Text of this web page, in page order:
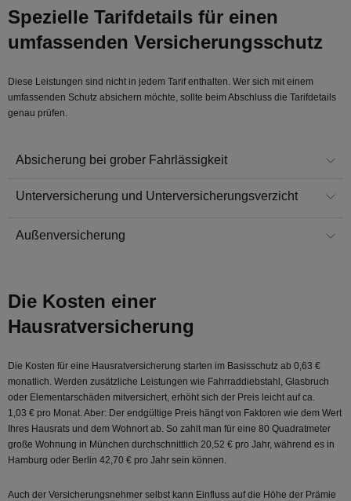
Spezielle Tarifdetails für einen
umfassenden Versicherungsschutz
Diese Leistungen sind nicht in jedem Tarif enthalten. Wer sich mit einem
umfassenden Schutz absichern möchte, sollte beim Abschluss die Tarifdetails
genau prüfen.
Absicherung bei grober Fahrlässigkeit
Unterversicherung und Unterversicherungsverzicht
Außenversicherung
Die Kosten einer
Hausratversicherung
Die Kosten für eine Hausratversicherung starten im Basisschutz ab 0,63 €
monatlich. Werden zusätzliche Leistungen wie Fahrraddiebstahl, Glasbruch
oder Elementarschäden mitversichert, erhöht sich der Preis leicht auf ca.
1,03 € pro Monat. Aber: Der endgültige Preis hängt von Faktoren wie dem Wert
Ihres Hausrats und dem Wohnort ab. So zahlt man für eine 80 Quadratmeter
große Wohnung in München durchschnittlich 20,52 € pro Jahr, während es in
Hamburg oder Berlin 42,70 € pro Jahr sein können.
Auch der Versicherungsnehmer selbst kann Einfluss auf die Höhe der Prämie